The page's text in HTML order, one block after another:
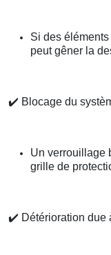
Si des
peut gêner la
✔️ Blocage du
Un verrouillage
grille de
✔️ Détérioration due